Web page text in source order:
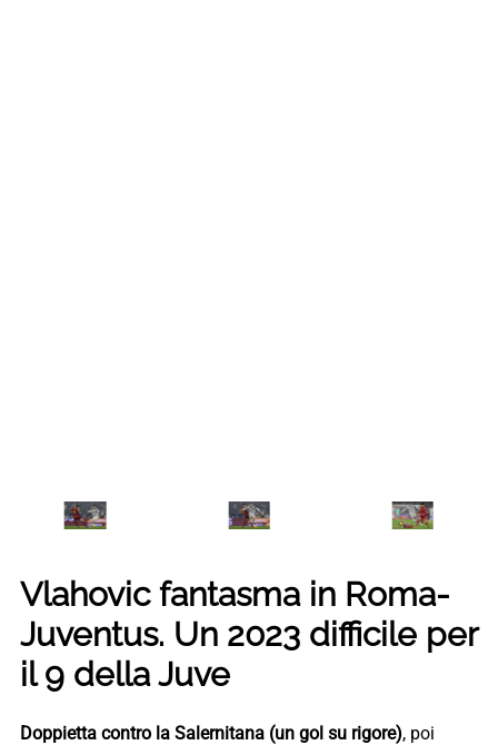
Vlahovic fantasma in Roma-
Juventus. Un 2023 difficile per
il 9 della Juve
Doppietta contro la Salernitana (un gol su rigore), poi